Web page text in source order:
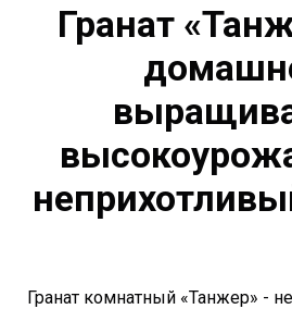
Гранат
Гранат комнатный «Танжер» -